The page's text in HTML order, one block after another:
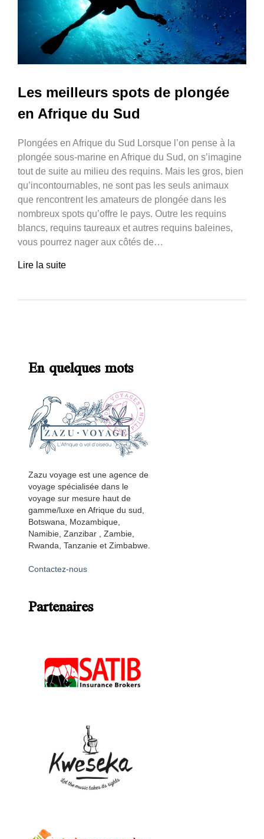
Les meilleurs spots de plongée
en Afrique du Sud
Plongées en Afrique du Sud Lorsque l’on pense à la
plongée sous-marine en Afrique du Sud, on s’imagine
tout de suite au milieu des requins. Mais les gros, bien
qu’incontournables, ne sont pas les seuls animaux
que rencontrent les amateurs de plongée dans les
nombreux spots qu’offre le pays. Outre les requins
blancs, requins taureaux et autres requins baleines,
vous pourrez nager aux côtés de…
Lire la suite
En quelques mots
Zazu voyage est une agence de
voyage spécialisée dans le
voyage sur mesure haut de
gamme/luxe en Afrique du sud,
Botswana, Mozambique,
Namibie, Zanzibar , Zambie,
Rwanda, Tanzanie et Zimbabwe.
Contactez-nous
Partenaires